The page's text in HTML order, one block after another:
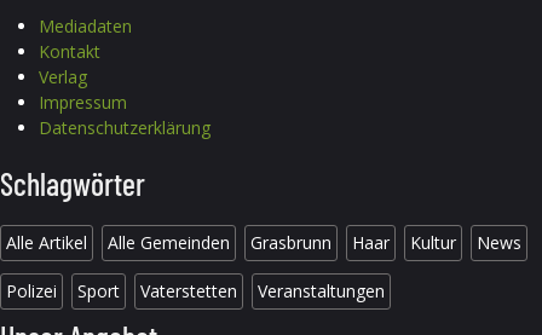
Mediadaten
Kontakt
Verlag
Impressum
Datenschutzerklärung
Schlagwörter
Alle Artikel Alle Gemeinden Grasbrunn Haar Kultur News
Polizei Sport Vaterstetten Veranstaltungen